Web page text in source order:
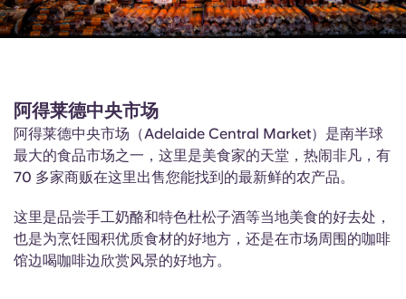
阿得莱德中央市场
阿得莱德中央市场（Adelaide Central Market）是南半球
最大的食品市场之一，这里是美食家的天堂，热闹非凡，有
70 多家商贩在这里出售您能找到的最新鲜的农产品。
这里是品尝手工奶酪和特色杜松子酒等当地美食的好去处，
也是为烹饪囤积优质食材的好地方，还是在市场周围的咖啡
馆边喝咖啡边欣赏风景的好地方。